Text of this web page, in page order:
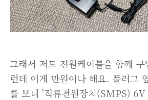
그래서 저도 전원케이블을 함께
런데 이게 만원이나 해요. 플러그
를 보니 '직류전원장치(SMPS)